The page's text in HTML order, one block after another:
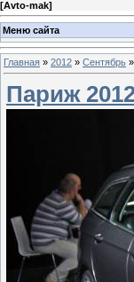
[Avto-mak]
Меню сайта
Главная » 2012 » Сентябрь »
Париж